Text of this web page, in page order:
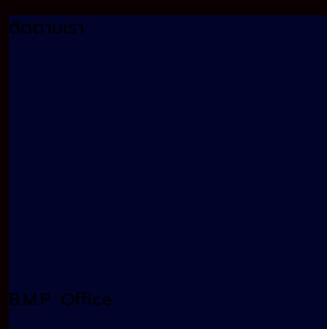
ติดตามเรา
B.M.P. Office